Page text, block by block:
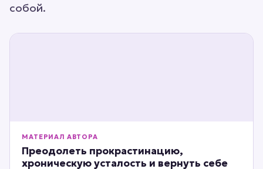
собой.
МАТЕРИАЛ АВТОРА
Преодолеть прокрастинацию,
хроническую усталость и вернуть себе